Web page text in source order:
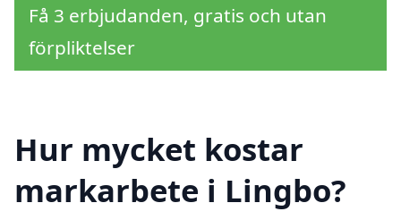
Få 3 erbjudanden, gratis och utan
förpliktelser
Hur mycket kostar
markarbete i Lingbo?